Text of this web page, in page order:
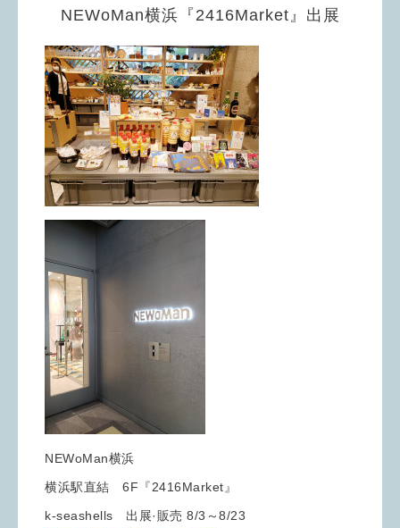
NEWoMan横浜『2416Market』出展
NEWoMan横浜
横浜駅直結 6F『2416Market』
k-seashells 出展·販売 8/3～8/23